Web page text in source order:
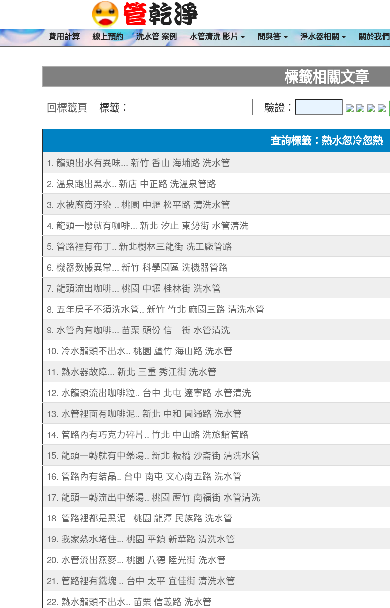
費用計算 線上預約 洗水管 案例 水管清洗 影片 問與答 淨水器相關 關於我們
標籤相關文章
回標籤頁 標籤： 驗證：
查詢標籤：熱水忽冷忽熱
1. 龍頭出水有異味... 新竹 香山 海埔路 洗水管
2. 溫泉跑出黑水.. 新店 中正路 洗溫泉管路
3. 水被廠商汙染 .. 桃園 中壢 松平路 清洗水管
4. 龍頭一撥就有咖啡... 新北 汐止 東勢街 水管清洗
5. 管路裡有布丁.. 新北樹林三龍街 洗工廠管路
6. 機器數據異常... 新竹 科學園區 洗機器管路
7. 龍頭流出咖啡... 桃園 中壢 桂林街 洗水管
8. 五年房子不須洗水管.. 新竹 竹北 麻園三路 清洗水管
9. 水管內有咖啡... 苗栗 頭份 信一街 水管清洗
10. 冷水龍頭不出水.. 桃園 蘆竹 海山路 洗水管
11. 熱水器故障... 新北 三重 秀江街 洗水管
12. 水龍頭流出咖啡粒.. 台中 北屯 遼寧路 水管清洗
13. 水管裡面有咖啡泥.. 新北 中和 圓通路 洗水管
14. 管路內有巧克力碎片.. 竹北 中山路 洗旅館管路
15. 龍頭一轉就有中藥湯.. 新北 板橋 沙崙街 清洗水管
16. 管路內有結晶.. 台中 南屯 文心南五路 洗水管
17. 龍頭一轉流出中藥湯.. 桃園 蘆竹 南福街 水管清洗
18. 管路裡都是黑泥.. 桃園 龍潭 民族路 洗水管
19. 我家熱水堵住... 桃園 平鎮 新華路 清洗水管
20. 水管流出燕麥... 桃園 八德 陸光街 洗水管
21. 管路裡有鐵塊 .. 台中 太平 宜佳街 清洗水管
22. 熱水龍頭不出水.. 苗栗 信義路 洗水管